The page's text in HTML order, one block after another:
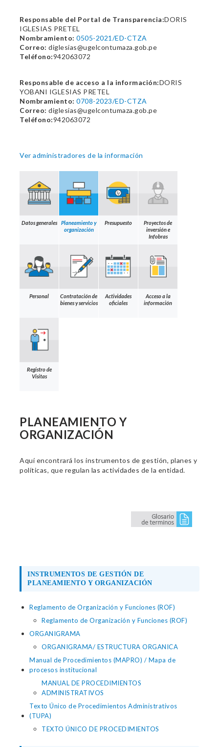
Responsable del Portal de Transparencia:DORIS
IGLESIAS PRETEL
Nombramiento: 0505-2021/ED-CTZA
Correo: diglesias@ugelcontumaza.gob.pe
Teléfono:942063072
Responsable de acceso a la información:DORIS
YOBANI IGLESIAS PRETEL
Nombramiento: 0708-2023/ED-CTZA
Correo: diglesias@ugelcontumaza.gob.pe
Teléfono:942063072
Ver administradores de la información
Datos generales
Planeamiento y
organización
Presupuesto
Proyectos de
inversión e
Infobras
Personal
Contratación de
bienes y servicios
Actividades
oficiales
Acceso a la
información
Registro de
Visitas
PLANEAMIENTO Y
ORGANIZACIÓN
Aquí encontrará los instrumentos de gestión, planes y
políticas, que regulan las actividades de la entidad.
INSTRUMENTOS DE GESTIÓN DE
PLANEAMIENTO Y ORGANIZACIÓN
Reglamento de Organización y Funciones (ROF)
Reglamento de Organización y Funciones (ROF)
ORGANIGRAMA
ORGANIGRAMA/ ESTRUCTURA ORGANICA
Manual de Procedimientos (MAPRO) / Mapa de
procesos institucional
MANUAL DE PROCEDIMIENTOS
ADMINISTRATIVOS
Texto Único de Procedimientos Administrativos
(TUPA)
TEXTO ÚNICO DE PROCEDIMIENTOS